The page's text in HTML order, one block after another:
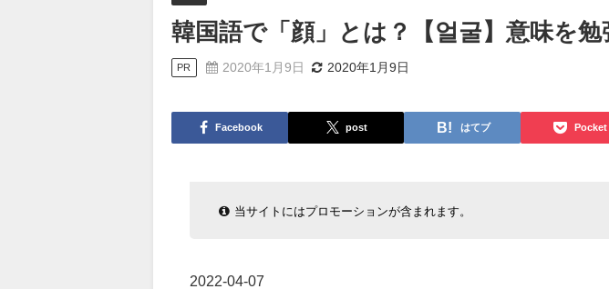
韓国語で「顔」とは？【얼굴】意味を勉
PR 2020年1月9日 2020年1月9日
Facebook post はてブ Pocket
当サイトにはプロモーションが含まれます。
2022-04-07